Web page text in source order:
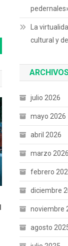
La
cultural y
julio 2026
mayo 2026
abril 2026
marzo 2026
febrero
diciembre
noviembre
agosto